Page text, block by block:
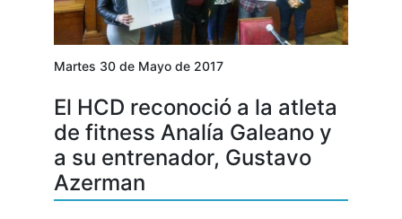
Martes 30 de Mayo de 2017
El HCD reconoció a la atleta
de fitness Analía Galeano y
a su entrenador, Gustavo
Azerman